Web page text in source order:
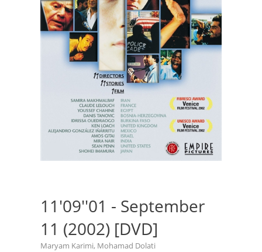
11'09''01 - September
11 (2002) [DVD]
Maryam Karimi, Mohamad Dolati